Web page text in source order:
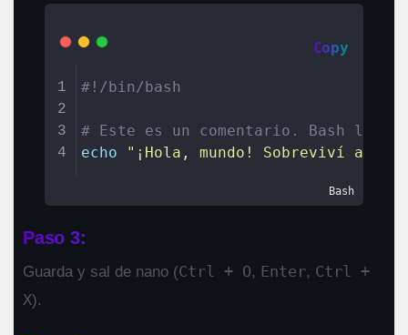
Copy
1
2
3
4
#!/bin/bash
# Este es un comentario. Bash lo
echo
" ¡Hola, mundo! Sobreviví a la
Bash
Paso 3:
Guarda y sal de nano (Ctrl + O, Enter, Ctrl +
X).